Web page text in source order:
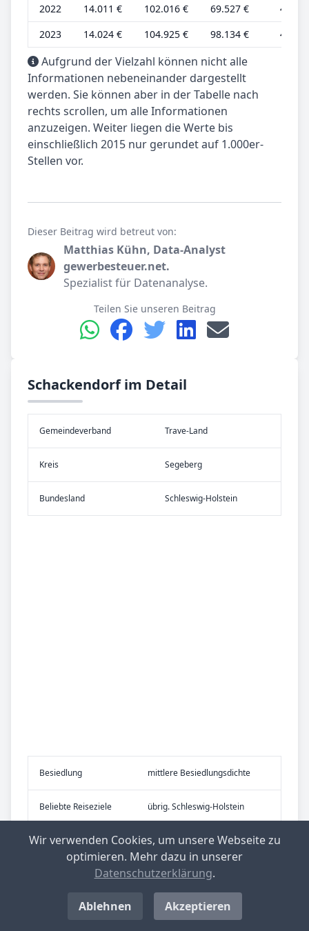
2022
14.011 € 102.016 € 69.527 €
4.520
2023
14.024 € 104.925 € 98.134 € 4.524
Aufgrund der Vielzahl können nicht alle
Informationen nebeneinander dargestellt
werden. Sie können aber in der Tabelle nach
rechts scrollen, um alle Informationen
anzuzeigen. Weiter liegen die Werte bis
einschließlich 2015 nur gerundet auf 1.000er-
Stellen vor.
Dieser Beitrag wird betreut von:
Matthias Kühn, Data-Analyst
gewerbesteuer.net.
Spezialist für Datenanalyse.
Teilen Sie unseren Beitrag
Schackendorf im Detail
Gemeinde­verband Trave-Land
Kreis Segeberg
Bundes­land Schleswig-Holstein
Be­sied­lung mittlere Besiedlungsdichte
Be­lieb­te Rei­se­zie­le übrig. Schleswig-Holstein
Top-­Ge­mein­den mit nied­rig­stem Ge­
wer­be­steu­er­he­be­satz in Deutsch­
Wir verwenden Cookies, um unsere Webseite zu
optimieren. Mehr dazu in unserer
Datenschutzerklärung.
Ablehnen Akzeptieren